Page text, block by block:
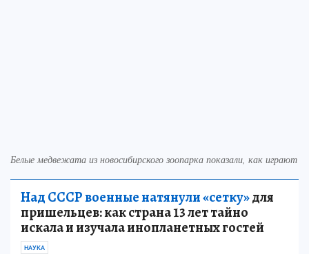
Белые медвежата из новосибирского зоопарка показали, как играют
Над СССР военные натянули «сетку»для
пришельцев: как страна 13 лет тайно
искала и изучала инопланетных гостей
НАУКА